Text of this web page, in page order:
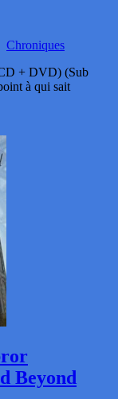
Chroniques
+ DVD) (Sub
à qui sait
Beyond